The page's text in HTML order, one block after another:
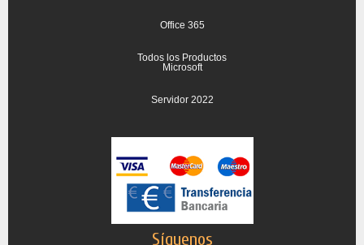
Office 365
Todos los Productos
Microsoft
Servidor 2022
Síguenos